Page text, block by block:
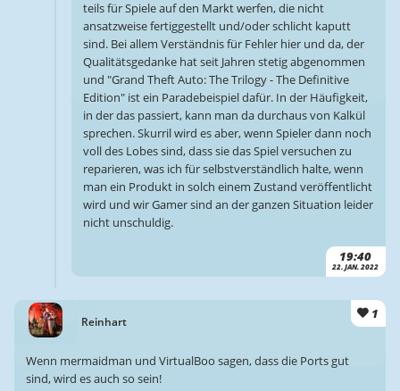
19:40
22. JAN. 2022
teils für Spiele auf den Markt werfen, die nicht
ansatzweise fertiggestellt und/oder schlicht kaputt
sind. Bei allem Verständnis für Fehler hier und da, der
Qualitätsgedanke hat seit Jahren stetig abgenommen
und "Grand Theft Auto: The Trilogy - The Definitive
Edition" ist ein Paradebeispiel dafür. In der Häufigkeit,
in der das passiert, kann man da durchaus von Kalkül
sprechen. Skurril wird es aber, wenn Spieler dann noch
voll des Lobes sind, dass sie das Spiel versuchen zu
reparieren, was ich für selbstverständlich halte, wenn
man ein Produkt in solch einem Zustand veröffentlicht
wird und wir Gamer sind an der ganzen Situation leider
nicht unschuldig.
Reinhart
1
Wenn mermaidman und VirtualBoo sagen, dass die Ports gut
sind, wird es auch so sein!